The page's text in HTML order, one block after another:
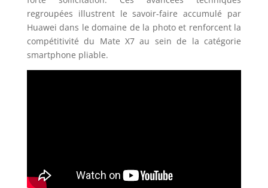
regroupées illustrent le savoir-faire accumulé par
Huawei dans le domaine de la photo et renforcent la
compétitivité du Mate X7 au sein de la catégorie
smartphone pliable.